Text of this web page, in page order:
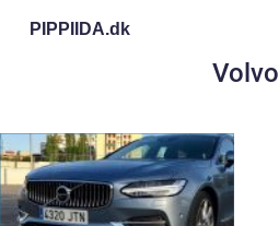
PIPPIIDA.dk
Volvo